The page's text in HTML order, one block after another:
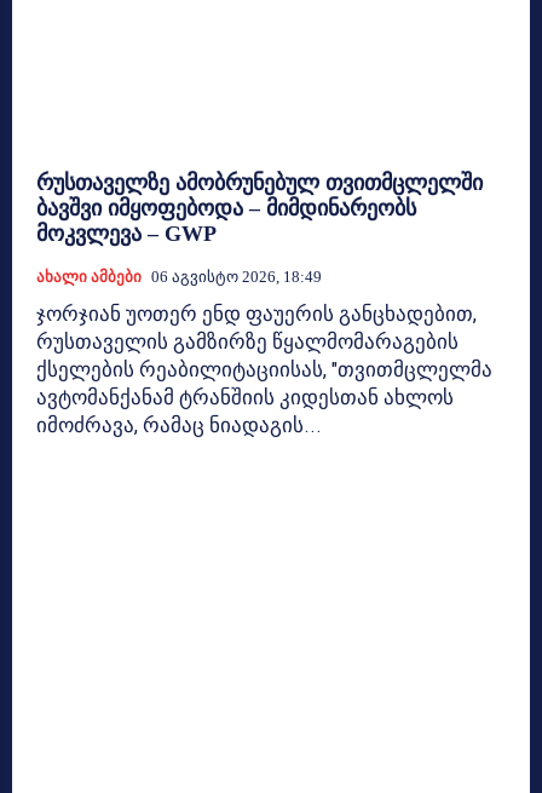
რუსთაველზე ამობრუნებულ თვითმცლელში
ბავშვი იმყოფებოდა – მიმდინარეობს
მოკვლევა – GWP
Ახალი Ამბები 06 Აგვისტო 2026, 18:49
ჯორჯიან უოთერ ენდ ფაუერის განცხადებით,
რუსთაველის გამზირზე წყალმომარაგების
ქსელების რეაბილიტაციისას, "თვითმცლელმა
ავტომანქანამ ტრანშიის კიდესთან ახლოს
იმოძრავა, რამაც ნიადაგის...